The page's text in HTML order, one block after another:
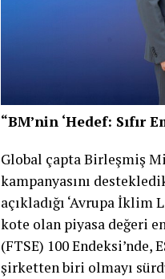
“BM’nin ‘Hedef: Sıfır
Global çapta Birleşmiş
kampanyasını
açıkladığı ‘Avrupa
kote olan piyasa değeri
(FTSE) 100
şirketten biri olmayı